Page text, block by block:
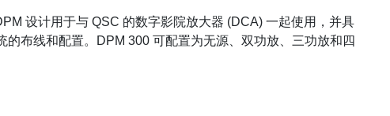
设计用于与 QSC 的数字影院放大器 (DCA) 一起使用，并具
布线和配置。DPM 300 可配置为无源、双功放、三功放和四